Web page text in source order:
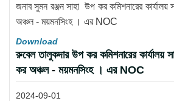
জনাব সুমন রঞ্জন সাহা উপ কর কমিশনারের
অঞ্চল - ময়মনসিংহ । এর NOC
Download
রুবেল তালুকদার উপ কর কমিশনারের কার্যালয়
কর অঞ্চল - ময়মনসিংহ । এর NOC
2024-09-01